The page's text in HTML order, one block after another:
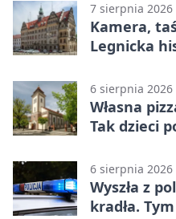
7 sierpnia 2026
Kamera,
Legnicka
6 sierpnia 2026
Własna
Tak dzieci
6 sierpnia 2026
Wyszła z
kradła.